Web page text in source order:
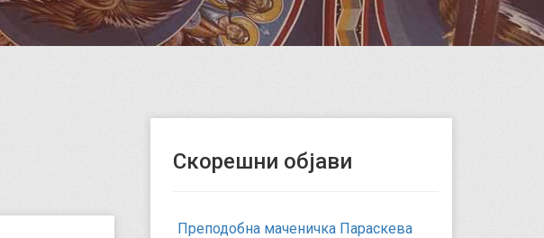
Скорешни објави
Преподобна маченичка Параскева